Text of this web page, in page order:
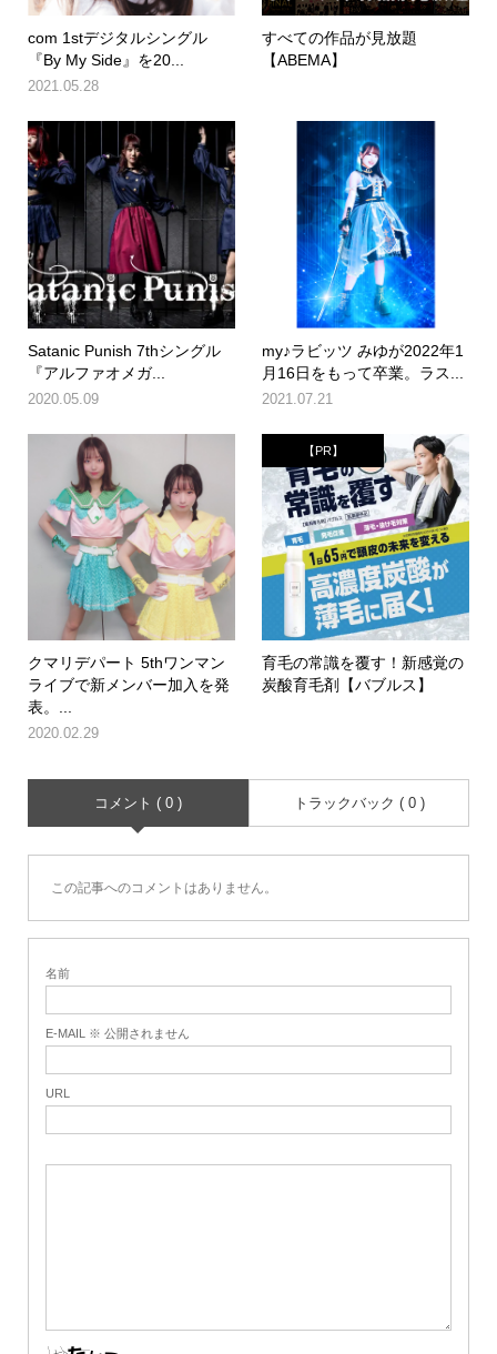
com 1stデジタルシングル
『By My Side』を20...
2021.05.28
すべての作品が見放題
【ABEMA】
Satanic Punish 7thシングル
『アルファオメガ...
2020.05.09
my♪ラビッツ みゆが2022年1
月16日をもって卒業。ラス...
2021.07.21
クマリデパート 5thワンマン
ライブで新メンバー加入を発
表。...
2020.02.29
【PR】
育毛の常識を覆す！新感覚の
炭酸育毛剤【バブルス】
コメント ( 0 ) トラックバック ( 0 )
この記事へのコメントはありません。
名前
E-MAIL ※ 公開されません
URL